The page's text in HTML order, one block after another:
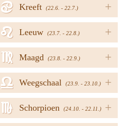
+
Kreeft (22.6. - 22.7.)
d
+
Leeuw (23.7. - 22.8.)
e
+
Maagd (23.8. - 22.9.)
f
+
Weegschaal (23.9. - 23.10.)
g
+
Schorpioen (24.10. - 22.11.)
h